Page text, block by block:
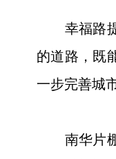
幸福路提
的道路，既
一步完善城
南华片棚